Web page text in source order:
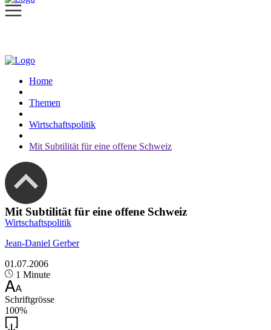
Home
Themen
Wirtschaftspolitik
Mit Subtilität für eine offene Schweiz
Mit Subtilität für eine offene Schweiz
Wirtschaftspolitik
Jean-Daniel Gerber
01.07.2006
1 Minute
Schriftgrösse
100%